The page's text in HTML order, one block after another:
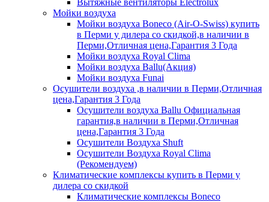
Вытяжные вентиляторы Electrolux
Мойки воздуха
Мойки воздуха Boneco (Air-O-Swiss) купить
в Перми у дилера со скидкой,в наличии в
Перми,Отличная цена,Гарантия 3 Года
Мойки воздуха Royal Clima
Мойки воздуха Ballu(Акция)
Мойки воздуха Funai
Осушители воздуха ,в наличии в Перми,Отличная
цена,Гарантия 3 Года
Осушители воздуха Ballu Официальная
гарантия,в наличии в Перми,Отличная
цена,Гарантия 3 Года
Осушители Воздуха Shuft
Осушители Воздуха Royal Clima
(Рекомендуем)
Климатические комплексы купить в Перми у
дилера со скидкой
Климатические комплексы Boneсo